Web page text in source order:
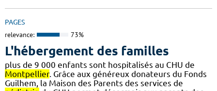
PAGES
relevance: 73%
L'hébergement des familles
plus de 9 000 enfants sont hospitalisés au CHU de
Montpellier. Grâce aux généreux donateurs du Fonds
Guilhem, la Maison des Parents des services de